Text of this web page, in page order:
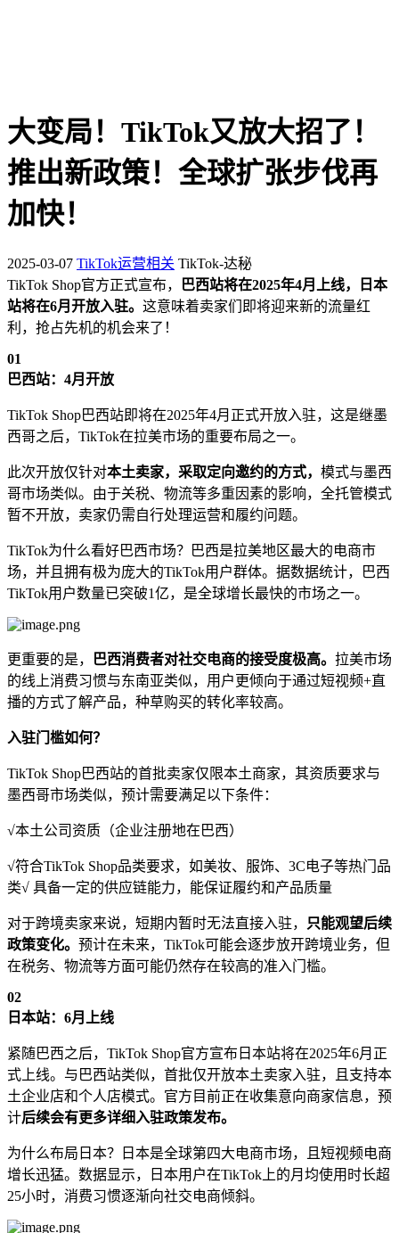
大变局！TikTok又放大招了！
推出新政策！全球扩张步伐再
加快！
2025-03-07 TikTok运营相关 TikTok-达秘
TikTok Shop官方正式宣布，
巴西站将在2025年4月上线，日本
站将在6月开放入驻。 这意味着卖家们即将迎来新的流量红
利，抢占先机的机会来了！
01
巴西站：4月开放
TikTok Shop巴西站即将在2025年4月正式开放入驻，这是继墨
西哥之后，TikTok在拉美市场的重要布局之一。
此次开放仅针对本土卖家，采取定向邀约的方式， 模式与墨西
哥市场类似。由于关税、物流等多重因素的影响，全托管模式
暂不开放，卖家仍需自行处理运营和履约问题。
TikTok为什么看好巴西市场？巴西是拉美地区最大的电商市
场，并且拥有极为庞大的TikTok用户群体。据数据统计，巴西
TikTok用户数量已突破1亿，是全球增长最快的市场之一。
更重要的是， 巴西消费者对社交电商的接受度极高。 拉美市场
的线上消费习惯与东南亚类似，用户更倾向于通过短视频+直
播的方式了解产品，种草购买的转化率较高。
入驻门槛如何？
TikTok Shop巴西站的首批卖家仅限本土商家，其资质要求与
墨西哥市场类似，预计需要满足以下条件：
√本土公司资质（企业注册地在巴西）
√符合TikTok Shop品类要求，如美妆、服饰、3C电子等热门品
类√ 具备一定的供应链能力，能保证履约和产品质量
对于跨境卖家来说，短期内暂时无法直接入驻，
只能观望后续
政策变化。 预计在未来，TikTok可能会逐步放开跨境业务，但
在税务、物流等方面可能仍然存在较高的准入门槛。
02
日本站：6月上线
紧随巴西之后，TikTok Shop官方宣布日本站将在2025年6月正
式上线。与巴西站类似，首批仅开放本土卖家入驻，且支持本
土企业店和个人店模式。官方目前正在收集意向商家信息，预
计后续会有更多详细入驻政策发布。
为什么布局日本？日本是全球第四大电商市场，且短视频电商
增长迅猛。数据显示，日本用户在TikTok上的月均使用时长超
25小时，消费习惯逐渐向社交电商倾斜。